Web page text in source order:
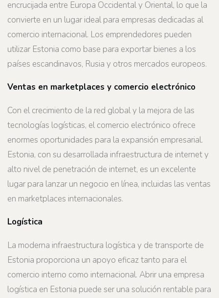
encrucijada entre Europa Occidental y Oriental, lo que la
convierte en un lugar ideal para empresas dedicadas al
comercio internacional. Los emprendedores pueden
utilizar Estonia como base para exportar bienes a los
países escandinavos, Rusia y otros mercados europeos.
Ventas en marketplaces y comercio electrónico
Con el crecimiento de la red global y la mejora de las
tecnologías logísticas, el comercio electrónico ofrece
enormes oportunidades para la expansión empresarial.
Estonia, con su desarrollada infraestructura de internet y
alto nivel de penetración de internet, es un excelente
lugar para lanzar un negocio en línea, incluidas las ventas
en marketplaces internacionales.
Logística
La moderna infraestructura logística y de transporte de
Estonia proporciona un apoyo eficaz tanto para el
comercio interno como internacional. Abrir una empresa
logística en Estonia puede ser una solución rentable para